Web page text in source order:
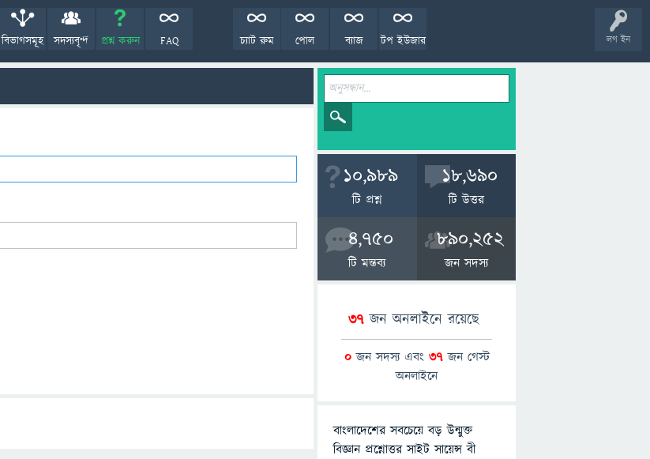
লগ ইন
বিভাগসমূহ সদস্যবৃন্দ প্রশ্ন করুন FAQ টপ ইউজার
ব্যাজ
পোল
চ্যাট রুম
10,989
টি প্রশ্ন
18,690
টি উত্তর
4,750
টি মন্তব্য
890,252
জন সদস্য
37জন অনলাইনে রয়েছে
0জন সদস্য এবং 37জন গেস্ট
অনলাইনে
বাংলাদেশের সবচেয়ে বড় উন্মুক্ত
বিজ্ঞান প্রশ্নোত্তর সাইট সায়েন্স বী